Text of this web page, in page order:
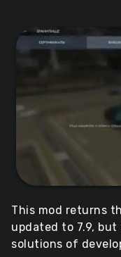
This mod returns
updated to 7.9,
solutions of